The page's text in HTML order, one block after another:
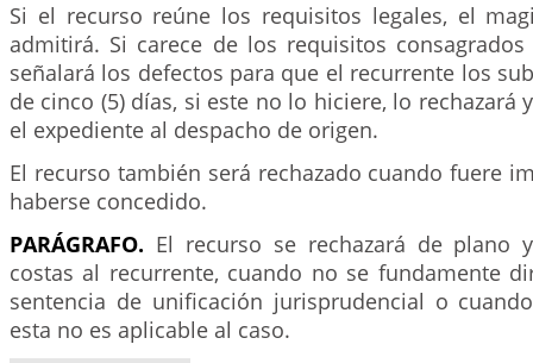
Si el recurso reúne los requisitos legales, el
admitirá. Si carece de los requisitos
señalará los defectos para que el recurrente los
de cinco (5) días, si este no lo hiciere, lo rechazará
el expediente al despacho de origen.
El recurso también será rechazado cuando fuere
haberse concedido.
PARÁGRAFO. El recurso se rechazará de plano
costas al recurrente, cuando no se fundamente
sentencia de unificación jurisprudencial o
esta no es aplicable al caso.